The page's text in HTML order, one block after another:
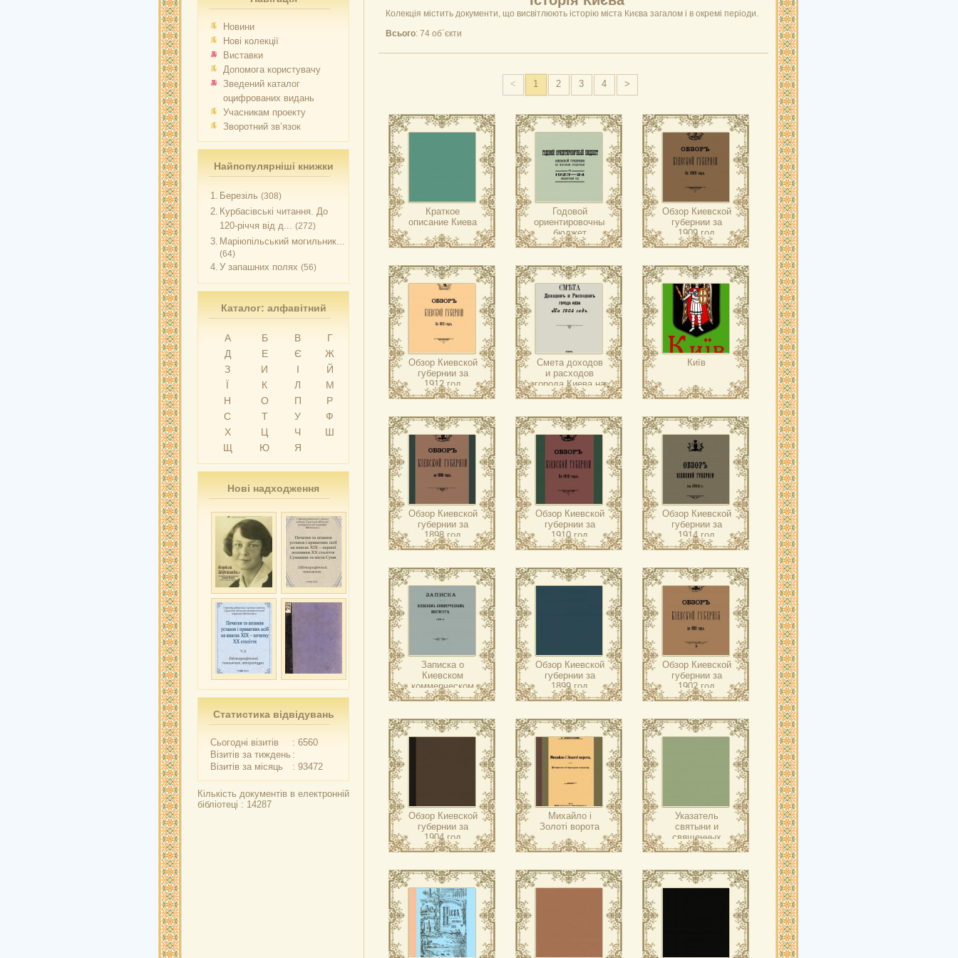
Новини
Нові колекції
Виставки
Допомога користувачу
Зведений каталог
оцифрованих видань
Учасникам проекту
Зворотний зв’язок
Найпопулярніші книжки
1. Березіль (308)
2. Курбасівські читання. До
120-річчя від д... (272)
3. Маріюпільський могильник...
(64)
4. У запашних полях (56)
Каталог: алфавітний
А Б В
Г
Д
Е Є
Ж
З
И І
Й
Ї
К Л
М
Н
О П
Р
С
Т У
Ф
Х
Ц Ч
Ш
Щ
Ю Я
Нові надходження
Статистика відвідувань
Сьогодні візитів
: 6560
Візитів за тиждень :
Візитів за місяць
: 93472
Кількість документів в електронній
бібліотеці : 14287
Колекція містить документи, що висвітлюють історію міста Києва загалом і в окремі періоди.
Всього: 74 об`єкти
< 1 2 3 4 >
Краткое
описание Киева
Годовой
ориентировочный
бюджет
Киевской
местным
средствам на
1923-24
бюджетный год
Обзор Киевской
губернии за
1909 год
Обзор Киевской
губернии за
1912 год
Смета доходов
и расходов
города Киева на
1905 год
Київ
Обзор Киевской
губернии за
1898 год
Обзор Киевской
губернии за
1910 год
Обзор Киевской
губернии за
1914 год
Записка о
Киевском
коммерческом
институте (1910
Обзор Киевской
губернии за
1899 год
Обзор Киевской
губернии за
1902 год
Обзор Киевской
губернии за
1904 год
Михайло і
Золоті ворота
Указатель
святыни и
священных
достопамятностей
самом городе,
так и в его
окрестностях,